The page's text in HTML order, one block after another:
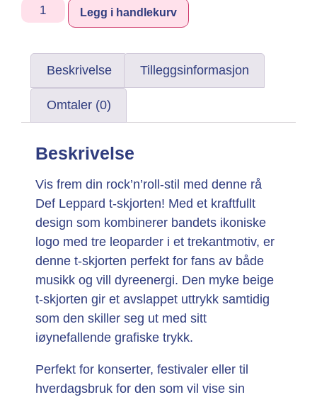
Legg i handlekurv Alternative:
Beskrivelse Tilleggsinformasjon
Omtaler (0)
Beskrivelse
Vis frem din rock’n’roll-stil med denne rå
Def Leppard t-skjorten! Med et kraftfullt
design som kombinerer bandets ikoniske
logo med tre leoparder i et trekantmotiv, er
denne t-skjorten perfekt for fans av både
musikk og vill dyreenergi. Den myke beige
t-skjorten gir et avslappet uttrykk samtidig
som den skiller seg ut med sitt
iøynefallende grafiske trykk.
Perfekt for konserter, festivaler eller til
hverdagsbruk for den som vil vise sin